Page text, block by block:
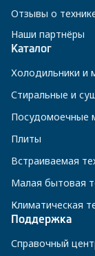
Отзывы о
Наши партнёры
Каталог
Холодильники и
Стиральные и
Посудомоечные
Плиты
Встраиваемая
Малая бытовая
Климатическая
Поддержка
Справочный